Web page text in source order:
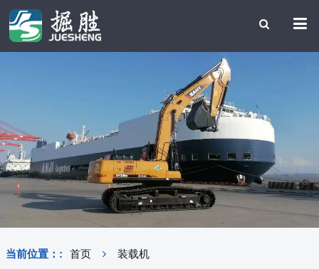
当前位置：: 首页 装载机